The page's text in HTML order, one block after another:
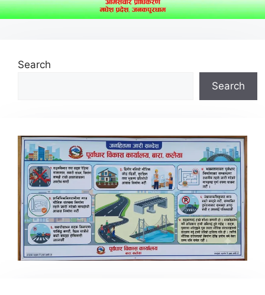
Search
Search